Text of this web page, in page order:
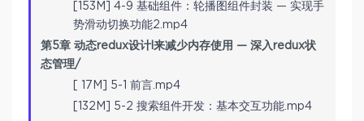
[153M] 4-9 基础组件：轮播图组件封装 — 实现手
势滑动切换功能2.mp4
第5章 动态redux设计l来减少内存使用 — 深入redux状
态管理/
[ 17M] 5-1 前言.mp4
[132M] 5-2 搜索组件开发：基本交互功能.mp4